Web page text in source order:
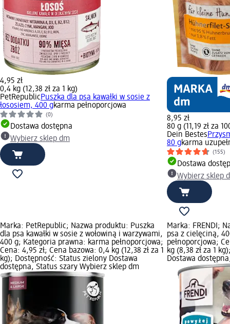
4,95 zł
0,4 kg (12,38 zł za 1 kg)
PetRepublicPuszka dla psa kawałki w sosie z
łososiem, 400 gkarma pełnoporcjowa
(0)
Dostawa dostępna
Wybierz sklep dm
8,95 zł
80 g (11,19 zł za
Dein Bestes
80 gkarma
(155)
Dostawa
Wybierz sklep
Marka: PetRepublic; Nazwa produktu: Puszka
dla psa kawałki w sosie z wołowiną i warzywami,
400 g; Kategoria prawna: karma pełnoporcjowa;
Cena: 4,95 zł; Cena bazowa: 0,4 kg (12,38 zł za 1
kg); Dostępność: Status zielony Dostawa
dostępna, Status szary Wybierz sklep dm
Marka: FRENDI;
psa z cielęciną,
pełnoporcjowa;
kg (8,38 zł za 1
Dostawa